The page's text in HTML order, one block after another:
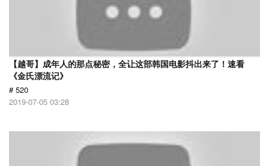
【越哥】成年人的那点秘密，全让这部韩国电影抖出来了！速看
《金氏漂流记》
# 520
2019-07-05 03:28